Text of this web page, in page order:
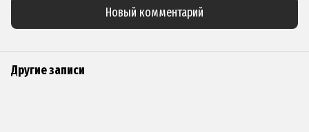
Новый комментарий
Другие записи